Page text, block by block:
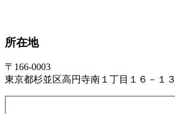
所在地
〒166-0003
東京都杉並区高円寺南１丁目１６－１３